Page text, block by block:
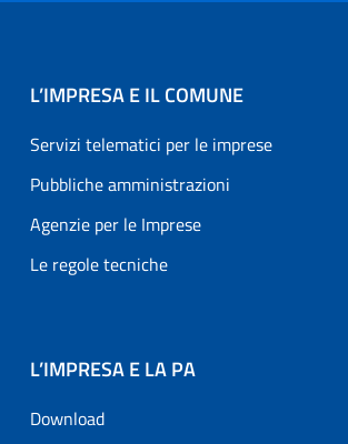
L’IMPRESA E IL COMUNE
Servizi telematici per le imprese
Pubbliche amministrazioni
Agenzie per le Imprese
Le regole tecniche
L’IMPRESA E LA PA
Download